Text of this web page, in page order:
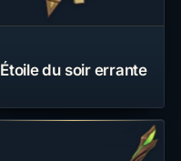
Étoile du soir errante